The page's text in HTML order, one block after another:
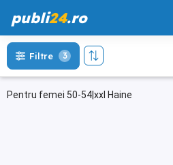
publi24.ro
Pentru femei 50-54|xxl Haine
Filtre 3